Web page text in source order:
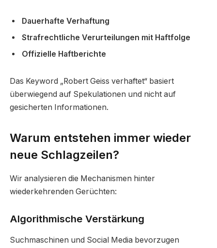
Dauerhafte Verhaftung
Strafrechtliche Verurteilungen mit Haftfolge
Offizielle Haftberichte
Das Keyword „Robert Geiss verhaftet“ basiert
überwiegend auf Spekulationen und nicht auf
gesicherten Informationen.
Warum entstehen immer wieder
neue Schlagzeilen?
Wir analysieren die Mechanismen hinter
wiederkehrenden Gerüchten:
Algorithmische Verstärkung
Suchmaschinen und Social Media bevorzugen